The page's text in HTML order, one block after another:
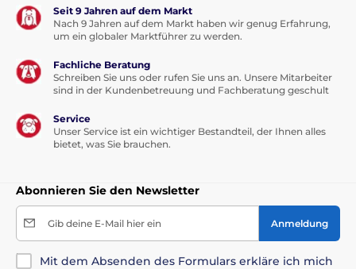
Seit 9 Jahren auf dem Markt
Nach 9 Jahren auf dem Markt haben wir genug Erfahrung,
um ein globaler Marktführer zu werden.
Fachliche Beratung
Schreiben Sie uns oder rufen Sie uns an. Unsere Mitarbeiter
sind in der Kundenbetreuung und Fachberatung geschult
Service
Unser Service ist ein wichtiger Bestandteil, der Ihnen alles
bietet, was Sie brauchen.
Abonnieren Sie den Newsletter
Gib deine E-Mail hier ein Anmeldung
Mit dem Absenden des Formulars erkläre ich mich